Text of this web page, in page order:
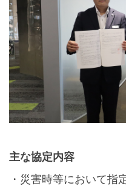
主な協定内容
・災害時等において指